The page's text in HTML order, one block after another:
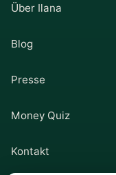
Über Ilana
Blog
Presse
Money Quiz
Kontakt